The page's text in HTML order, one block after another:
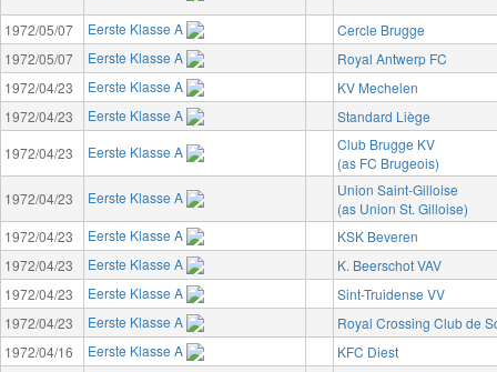
1972/05/07
Eerste Klasse A
Cercle Brugge
1972/05/07
Eerste Klasse A
Royal Antwerp FC
1972/04/23
Eerste Klasse A
KV Mechelen
1972/04/23
Eerste Klasse A
Standard Liège
1972/04/23
Eerste Klasse A
Club Brugge KV
(as FC Brugeois)
1972/04/23
Eerste Klasse A
Union Saint-Gilloise
(as Union St. Gilloise)
1972/04/23
Eerste Klasse A
KSK Beveren
1972/04/23
Eerste Klasse A
K. Beerschot VAV
1972/04/23
Eerste Klasse A
Sint-Truidense VV
1972/04/23
Eerste Klasse A
Royal Crossing Club de
1972/04/16
Eerste Klasse A
KFC Diest